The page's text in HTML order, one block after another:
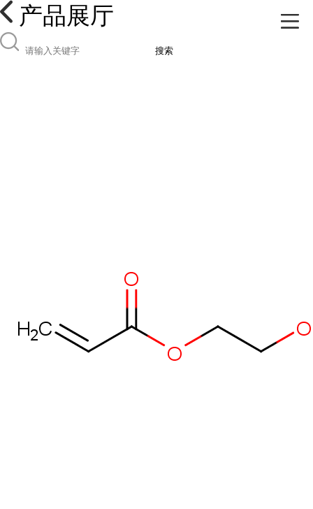
产品展厅
搜索